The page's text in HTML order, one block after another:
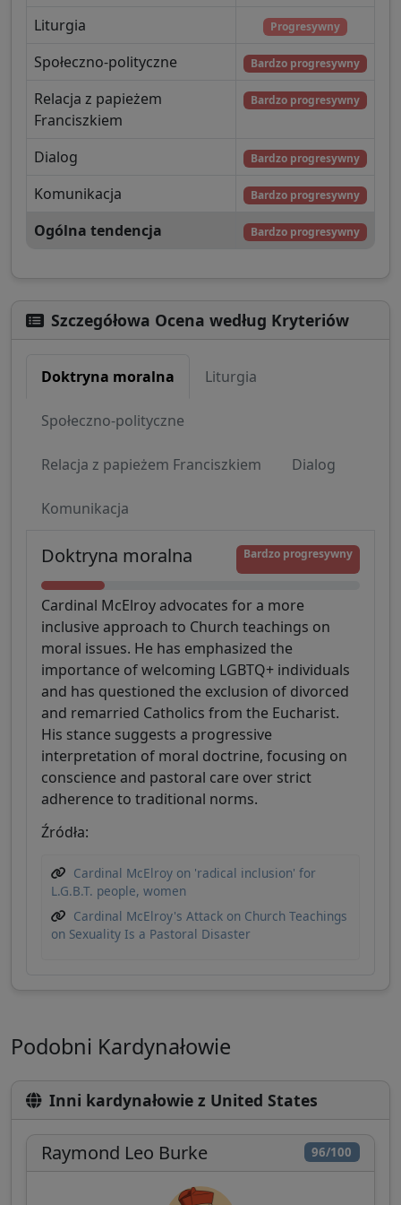
Liturgia Progresywny
Społeczno-polityczne Bardzo progresywny
Relacja z papieżem
Franciszkiem
Bardzo progresywny
Dialog Bardzo progresywny
Komunikacja Bardzo progresywny
Ogólna tendencja Bardzo progresywny
Szczegółowa Ocena według Kryteriów
Doktryna moralna Liturgia
Społeczno-polityczne
Relacja z papieżem Franciszkiem Dialog
Komunikacja
Doktryna moralna Bardzo progresywny
Cardinal McElroy advocates for a more
inclusive approach to Church teachings on
moral issues. He has emphasized the
importance of welcoming LGBTQ+ individuals
and has questioned the exclusion of divorced
and remarried Catholics from the Eucharist.
His stance suggests a progressive
interpretation of moral doctrine, focusing on
conscience and pastoral care over strict
adherence to traditional norms.
Źródła:
Cardinal McElroy on 'radical inclusion' for
L.G.B.T. people, women
Cardinal McElroy's Attack on Church Teachings
on Sexuality Is a Pastoral Disaster
Podobni Kardynałowie
Inni kardynałowie z United States
96/100
Raymond Leo Burke